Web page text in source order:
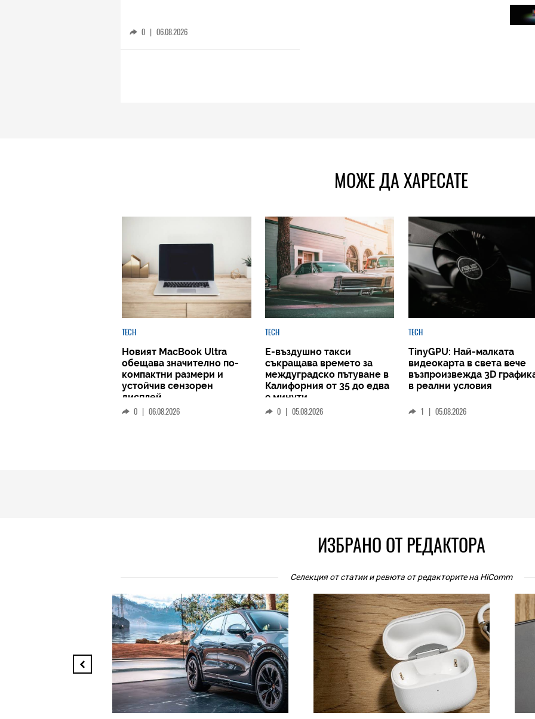
0 | 06.08.2026
МОЖЕ ДА ХАРЕСАТЕ
TECH
Новият MacBook Ultra
обещава значително по-
компактни размери и
устойчив сензорен
дисплей
0 | 06.08.2026
TECH
Е-въздушно такси
съкращава времето за
междуградско пътуване в
Калифорния от 35 до едва
9 минути
0 | 05.08.2026
TECH
TinyGPU: Най-малката
видеокарта в света вече
възпроизвежда 3D
в реални условия
1 | 05.08.2026
ИЗБРАНО ОТ РЕДАКТОРА
Селекция от статии и ревюта от редакторите на HiComm